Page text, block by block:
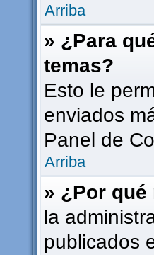
Arriba
» ¿Para
temas?
Esto le
enviados
Panel de
Arriba
» ¿Por
la
publicados